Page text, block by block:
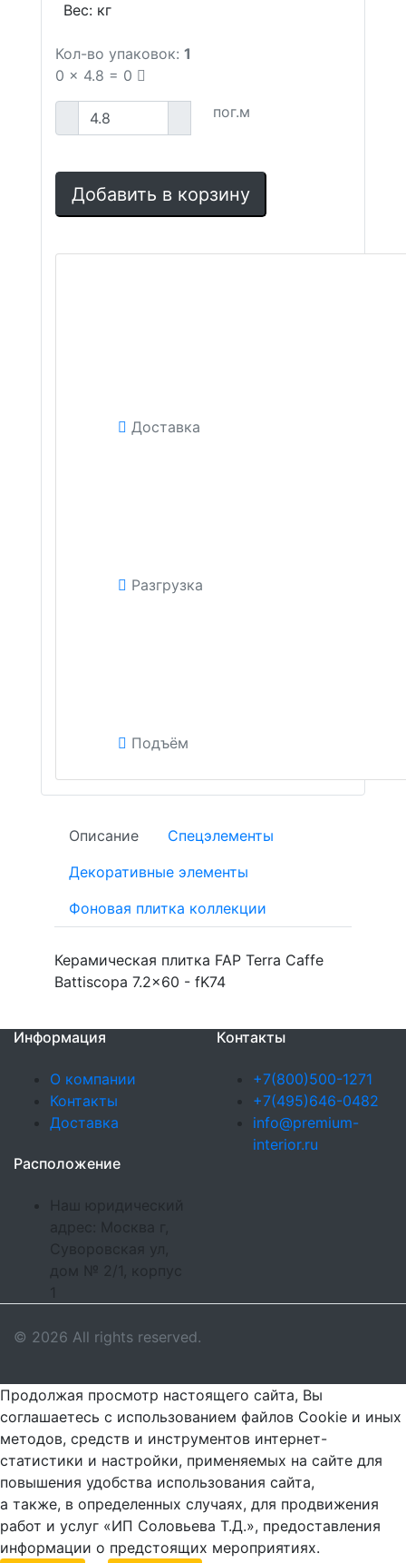
Вес: кг
Кол-во упаковок: 1
0 x 4.8 = 0
пог.м
Добавить в корзину
Доставка
Разгрузка
Подъём
Описание
Спецэлементы
Декоративные элементы
Фоновая плитка коллекции
Керамическая плитка FAP Terra Caffe
Battiscopa 7.2x60 - fK74
Информация
О компании
Контакты
Доставка
Контакты
+7(800)500-1271
+7(495)646-0482
info@premium-
interior.ru
Расположение
Наш юридический
адрес: Москва г,
Суворовская ул,
дом № 2/1, корпус
© 2026 All rights reserved.
Продолжая просмотр настоящего сайта, Вы
соглашаетесь с использованием файлов Cookie и иных
методов, средств и инструментов интернет-
статистики и настройки, применяемых на сайте для
повышения удобства использования сайта,
а также, в определенных случаях, для продвижения
работ и услуг «ИП Соловьева Т.Д.», предоставления
информации о предстоящих мероприятиях.